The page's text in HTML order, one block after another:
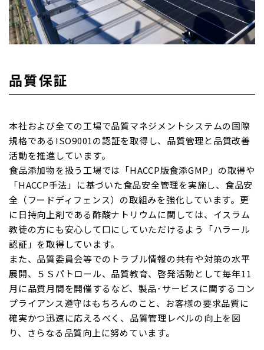
品質保証
本社および全ての工場で品質マネジメントシステムの国際
規格であるISO9001の認証を取得し、品質管理と品質改善
活動を推進しています。
食品添加物を扱う工場では「HACCP版食添GMP」の取得や
「HACCP手法」に基づいた食品安全管理を実施し、食品安
全（フードディフェンス）の取組みを強化しています。更
に日持向上剤である酢酸ナトリウムに関しては、イスラム
教徒の方にも安心して口にしていただけるよう「ハラール
認証」を取得しています。
また、品質委員会等でのトラブル情報の共有や対策の水平
展開、５Ｓパトロール、品質教育、啓発活動として毎年11
月に品質月間を開催するなど、製品･サービスに関するコン
プライアンス遵守はもちろんのこと、お客様の要求品質に
確実かつ迅速に応えるべく、品質管理レベルの向上を図
り、さらなる品質向上に努めています。